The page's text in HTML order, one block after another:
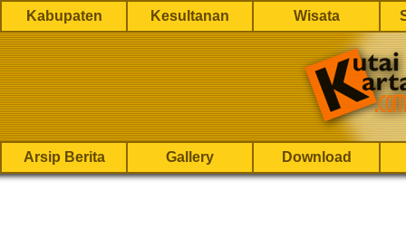
Kabupaten Kesultanan Wisata
Arsip Berita Gallery Download